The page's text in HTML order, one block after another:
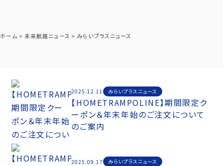
ホーム 未来航路ニュース みらいプラスニュース
2025.12.11 みらいプラスニュース
【HOMETRAMPOLINE】期間限定ク
ーポン＆年末年始のご注文について
のご案内
2025.09.17 みらいプラスニュース